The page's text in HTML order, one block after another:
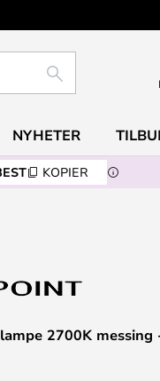
SØK
NYHETER
KOPIER
2700K messing